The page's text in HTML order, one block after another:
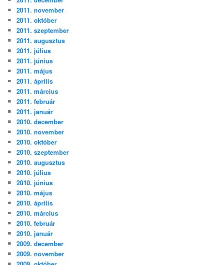
2011. november
2011. október
2011. szeptember
2011. augusztus
2011. július
2011. június
2011. május
2011. április
2011. március
2011. február
2011. január
2010. december
2010. november
2010. október
2010. szeptember
2010. augusztus
2010. július
2010. június
2010. május
2010. április
2010. március
2010. február
2010. január
2009. december
2009. november